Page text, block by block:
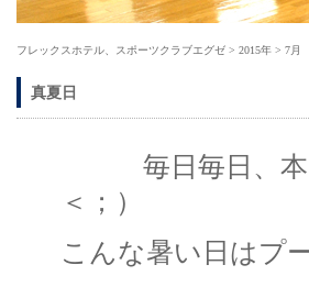
フレックスホテル、スポーツクラブエグゼ > 2015年 > 7月
真夏日
毎日毎日、本当
＜；）
こんな暑い日はプ